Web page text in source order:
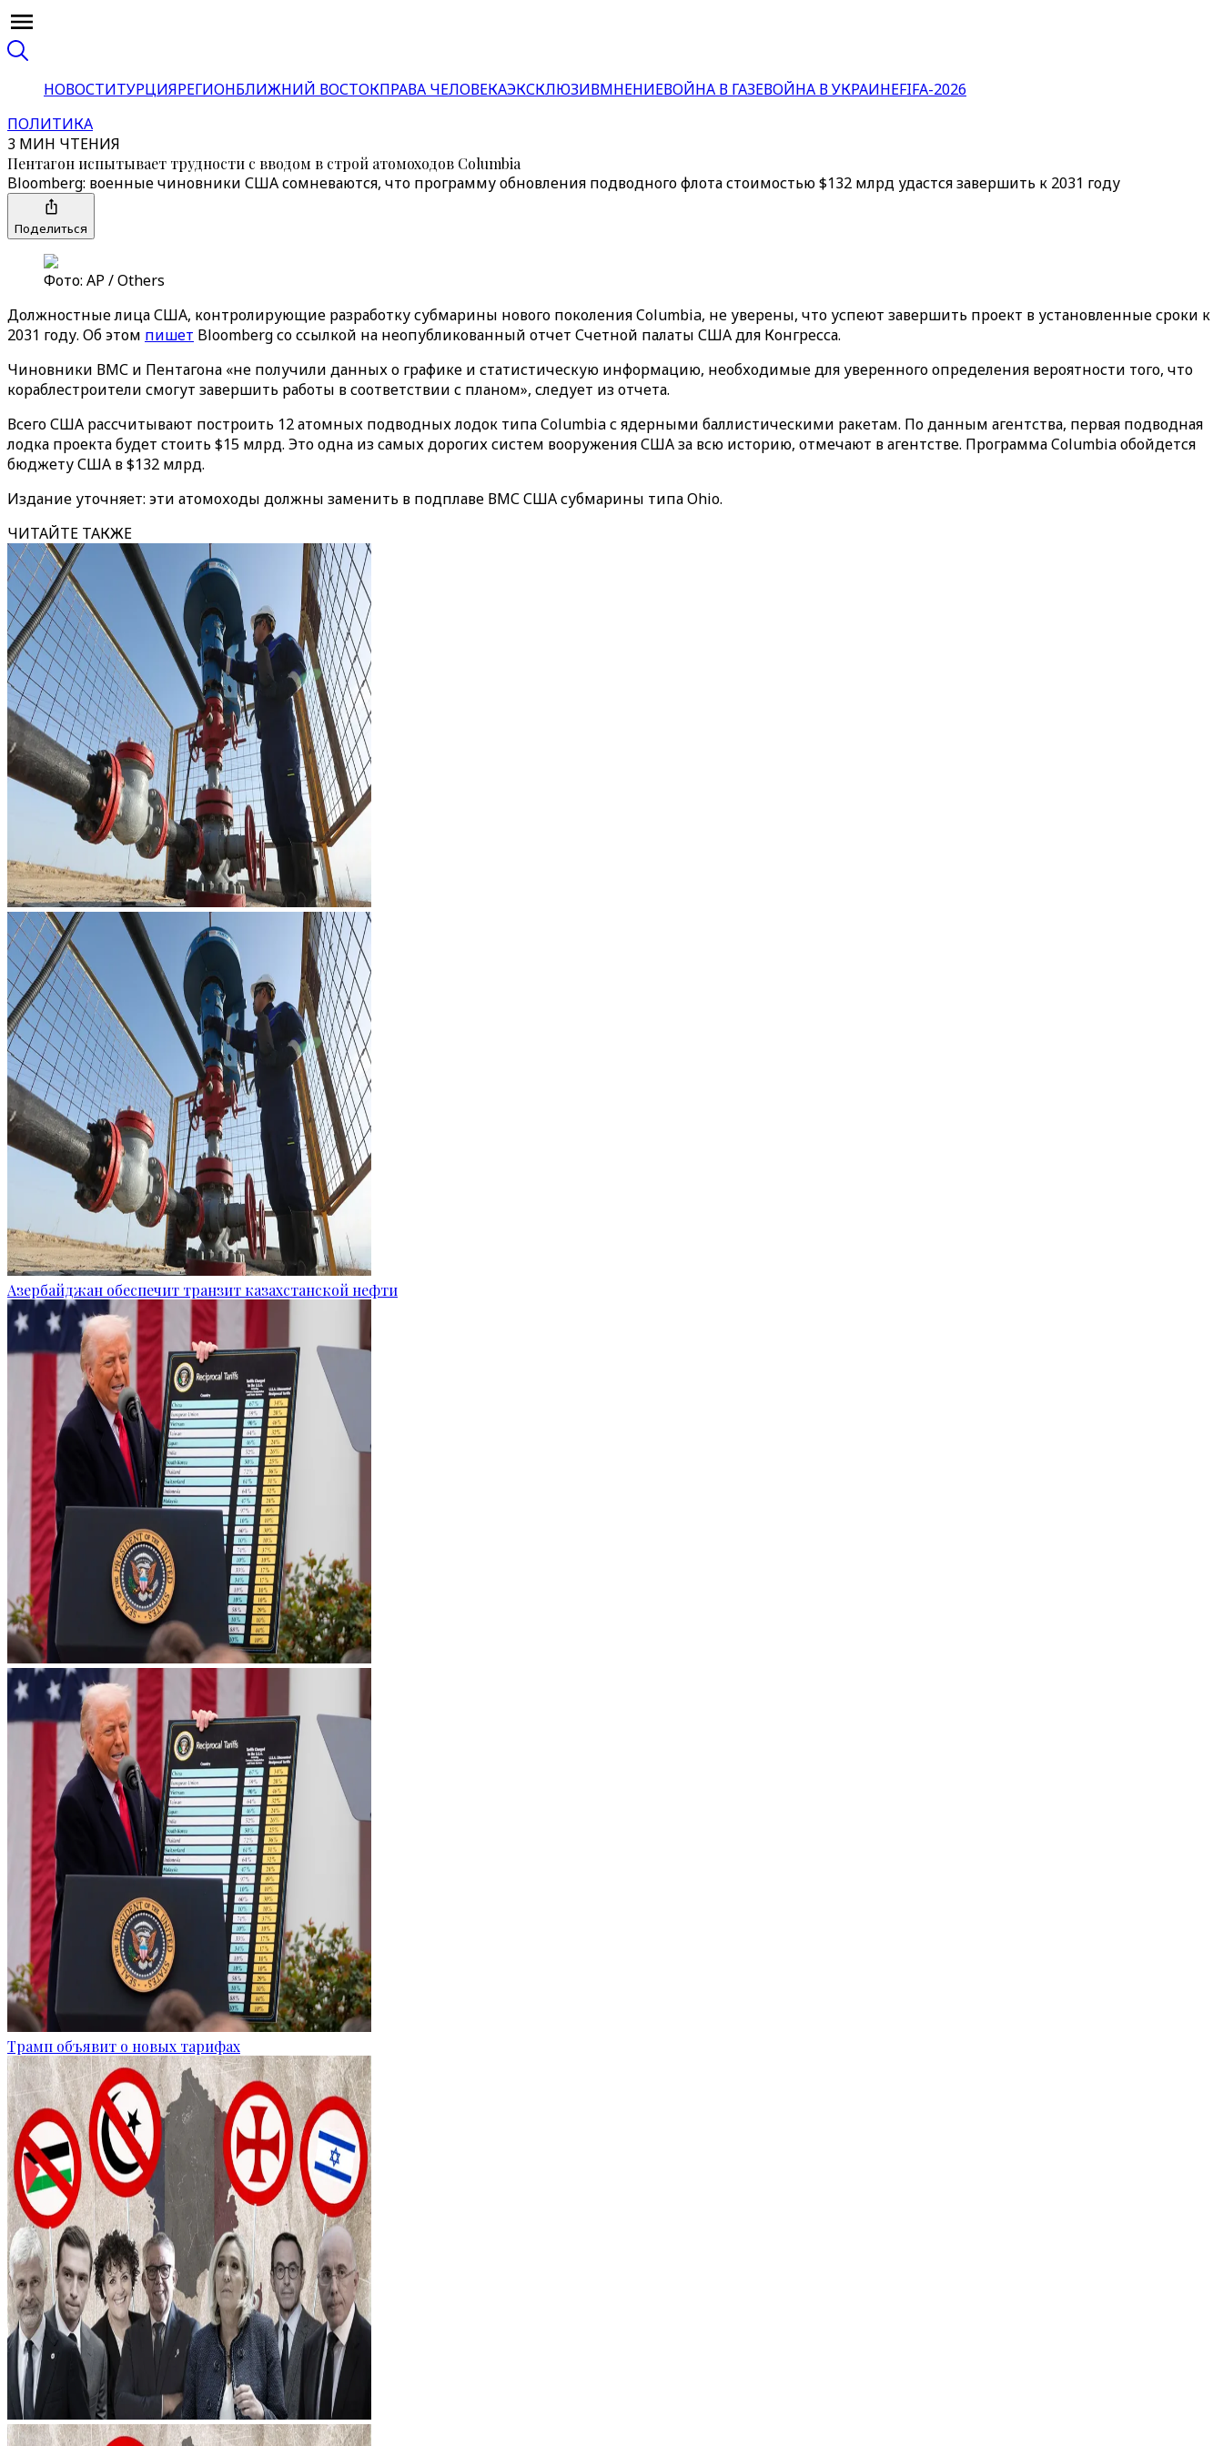
НОВОСТИТУРЦИЯРЕГИОНБЛИЖНИЙ ВОСТОКПРАВА ЧЕЛОВЕКАЭКСКЛЮЗИВМНЕНИЕВОЙНА В ГАЗЕВОЙНА В УКРАИНЕFIFA-2026
ПОЛИТИКА
3 МИН ЧТЕНИЯ
Пентагон испытывает трудности с вводом в строй атомоходов Columbia
Bloomberg: военные чиновники США сомневаются, что программу обновления подводного флота стоимостью $132 млрд удастся завершить к 2031 году
Поделиться
Фото: AP / Others
Должностные лица США, контролирующие разработку субмарины нового поколения Columbia, не уверены, что успеют завершить проект в установленные сроки к
2031 году. Об этом пишет Bloomberg со ссылкой на неопубликованный отчет Счетной палаты США для Конгресса.
Чиновники ВМС и Пентагона «не получили данных о графике и статистическую информацию, необходимые для уверенного определения вероятности того, что
кораблестроители смогут завершить работы в соответствии с планом», следует из отчета.
Всего США рассчитывают построить 12 атомных подводных лодок типа Columbia с ядерными баллистическими ракетам. По данным агентства, первая подводная
лодка проекта будет стоить $15 млрд. Это одна из самых дорогих систем вооружения США за всю историю, отмечают в агентстве. Программа Columbia обойдется
бюджету США в $132 млрд.
Издание уточняет: эти атомоходы должны заменить в подплаве ВМС США субмарины типа Ohio.
ЧИТАЙТЕ ТАКЖЕ
Азербайджан обеспечит транзит казахстанской нефти
Трамп объявит о новых тарифах